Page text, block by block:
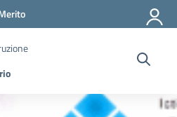
strumenti